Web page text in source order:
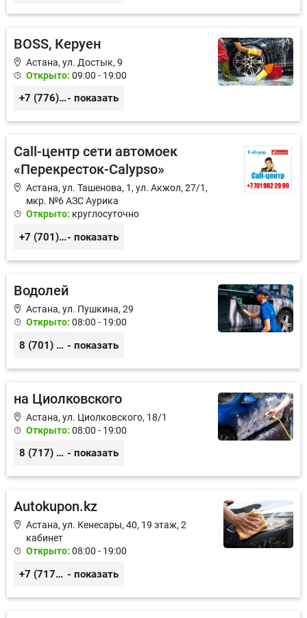
BOSS, Керуен
Астана, ул. Достык, 9
Открыто: 09:00 - 19:00
+7 (776) 255-10-51‬- показать
Call-центр сети автомоек
«Перекресток-Calypso»
Астана, ул. Ташенова, 1, ул. Акжол, 27/1,
мкр. №6 АЗС Аурика
Открыто: круглосуточно
+7 (701) 962-29-99- показать
Водолей
Астана, ул. Пушкина, 29
Открыто: 08:00 - 19:00
8 (701) 512-71-77 - показать
на Циолковского
Астана, ул. Циолковского, 18/1
Открыто: 08:00 - 19:00
8 (717) 247-83-57, 8 (776) 228-87-73 - показать
Autokupon.kz
Астана, ул. Кенесары, 40, 19 этаж, 2
кабинет
Открыто: 08:00 - 19:00
+7 (7172) 96-89-11, +7 (702) 763-53-13 - показать